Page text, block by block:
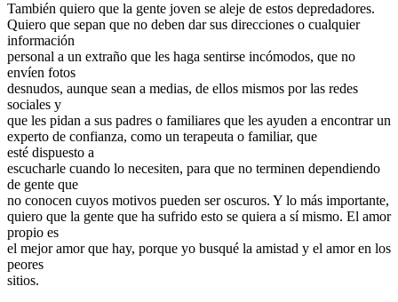
También quiero que la gente joven se aleje de estos depredadores.
Quiero que sepan que no deben dar sus direcciones o cualquier
información
personal a un extraño que les haga sentirse incómodos, que no
envíen fotos
desnudos, aunque sean a medias, de ellos mismos por las redes
sociales y
que les pidan a sus padres o familiares que les ayuden a encontrar un
experto de confianza, como un terapeuta o familiar, que
esté dispuesto a
escucharle cuando lo necesiten, para que no terminen dependiendo
de gente que
no conocen cuyos motivos pueden ser oscuros. Y lo más importante,
quiero que la gente que ha sufrido esto se quiera a sí mismo. El amor
propio es
el mejor amor que hay, porque yo busqué la amistad y el amor en los
peores
sitios.